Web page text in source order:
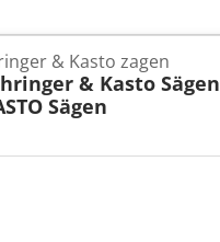
& Kasto zagen
& Kasto Sägen
Sägen